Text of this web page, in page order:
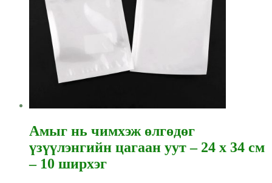
Амыг нь чимхэж өлгөдөг
үзүүлэнгийн цагаан уут – 24 x 34 см
– 10 ширхэг